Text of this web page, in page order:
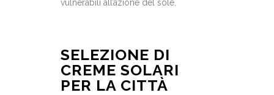
vulnerabili all’azione del sole.
SELEZIONE DI
CREME SOLARI
PER LA CITTÀ